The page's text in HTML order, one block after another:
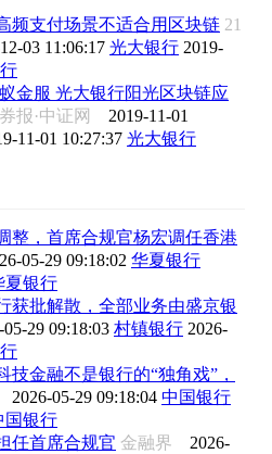
频支付场景不适合用区块链 21
03 11:06:17 光大银行 2019-
金服 光大银行阳光区块链应
报·中证网 2019-11-01
11-01 10:27:37 光大银行
整，首席合规官杨宏调任香港
05-29 09:18:02 华夏银行
夏银行
获批解散，全部业务由盛京银
05-29 09:18:03 村镇银行 2026-
技金融不是银行的“独角戏”，
2026-05-29 09:18:04 中国银行
国银行
任首席合规官 金融界 2026-